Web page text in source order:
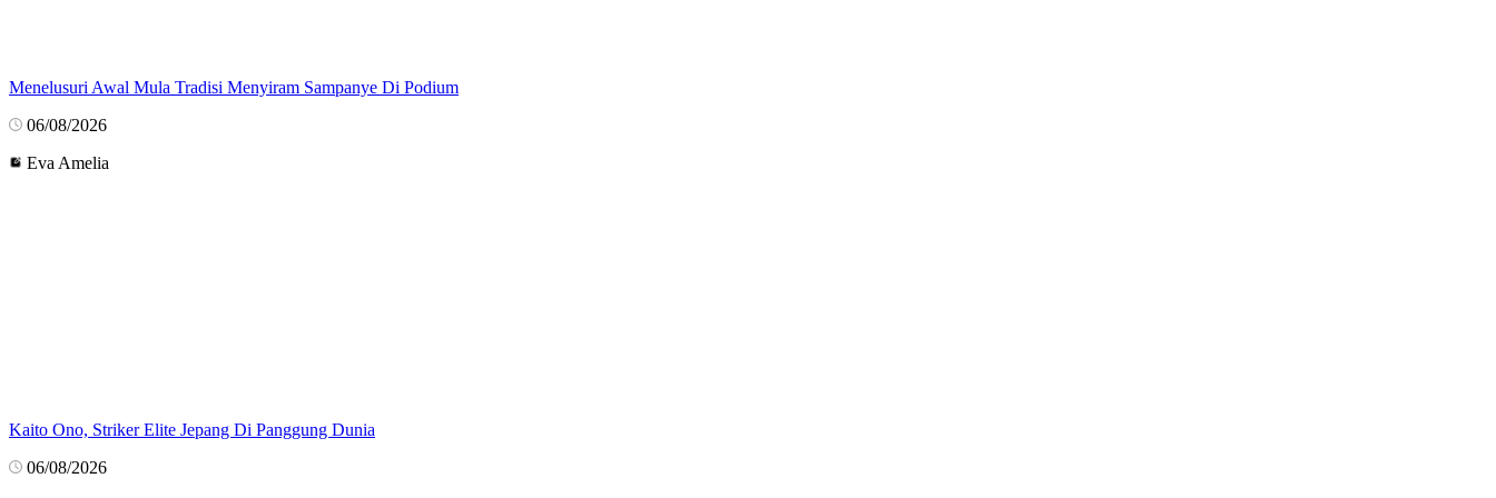
Menelusuri Awal Mula Tradisi Menyiram Sampanye Di Podium
06/08/2026
Eva Amelia
Kaito Ono, Striker Elite Jepang Di Panggung Dunia
06/08/2026